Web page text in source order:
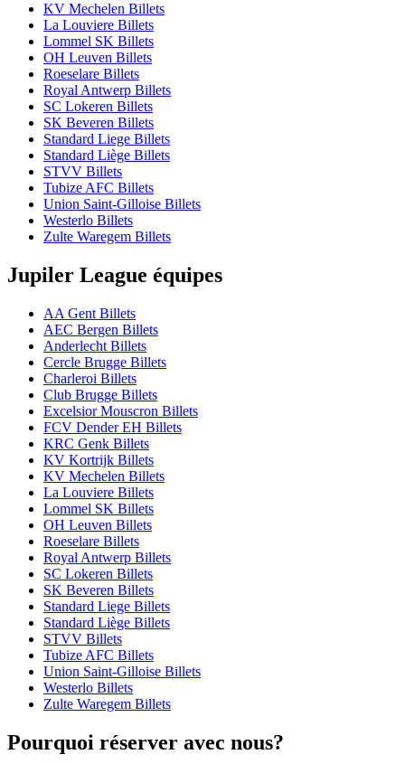
KV Mechelen Billets
La Louviere Billets
Lommel SK Billets
OH Leuven Billets
Roeselare Billets
Royal Antwerp Billets
SC Lokeren Billets
SK Beveren Billets
Standard Liege Billets
Standard Liège Billets
STVV Billets
Tubize AFC Billets
Union Saint-Gilloise Billets
Westerlo Billets
Zulte Waregem Billets
Jupiler League équipes
AA Gent Billets
AEC Bergen Billets
Anderlecht Billets
Cercle Brugge Billets
Charleroi Billets
Club Brugge Billets
Excelsior Mouscron Billets
FCV Dender EH Billets
KRC Genk Billets
KV Kortrijk Billets
KV Mechelen Billets
La Louviere Billets
Lommel SK Billets
OH Leuven Billets
Roeselare Billets
Royal Antwerp Billets
SC Lokeren Billets
SK Beveren Billets
Standard Liege Billets
Standard Liège Billets
STVV Billets
Tubize AFC Billets
Union Saint-Gilloise Billets
Westerlo Billets
Zulte Waregem Billets
Pourquoi réserver avec nous?